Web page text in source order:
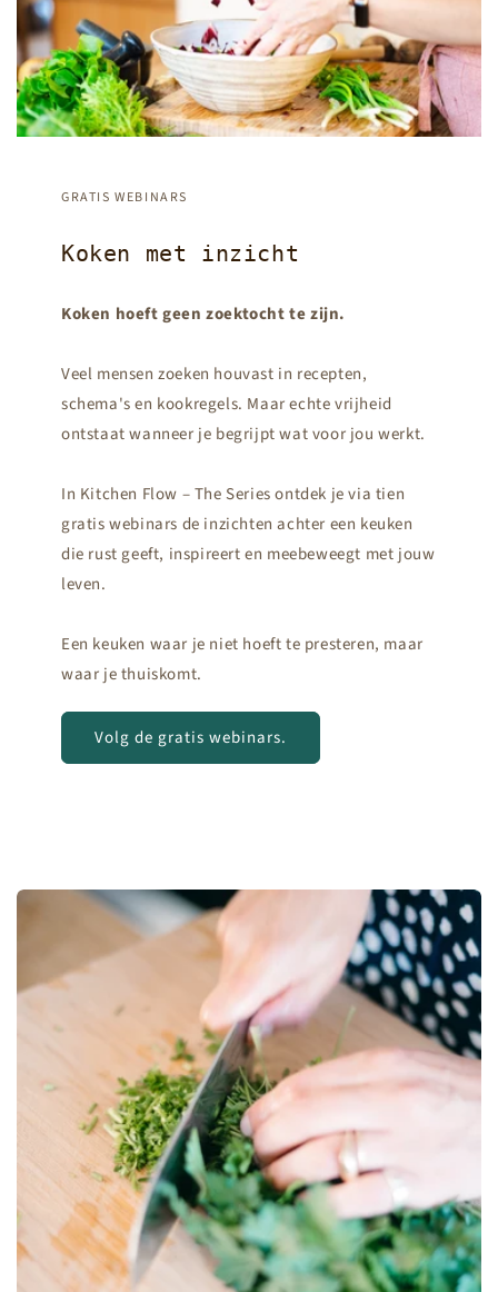
GRATIS WEBINARS
Koken met inzicht
Koken hoeft geen zoektocht te zijn.
Veel mensen zoeken houvast in recepten,
schema's en kookregels. Maar echte vrijheid
ontstaat wanneer je begrijpt wat voor jou werkt.
In Kitchen Flow – The Series ontdek je via tien
gratis webinars de inzichten achter een keuken
die rust geeft, inspireert en meebeweegt met jouw
leven.
Een keuken waar je niet hoeft te presteren, maar
waar je thuiskomt.
Volg de gratis webinars.